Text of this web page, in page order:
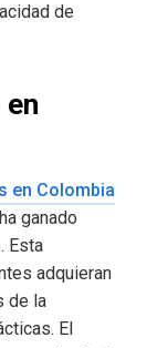
de
en Colombia
ganado
Esta
adquieran
de la
El